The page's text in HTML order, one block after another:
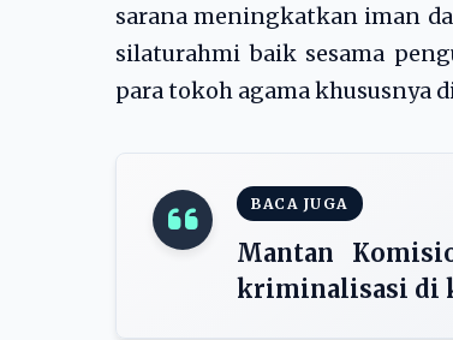
sarana meningkatkan iman
silaturahmi baik sesama
para tokoh agama khususnya
BACA JUGA
Mantan
kriminalisasi di